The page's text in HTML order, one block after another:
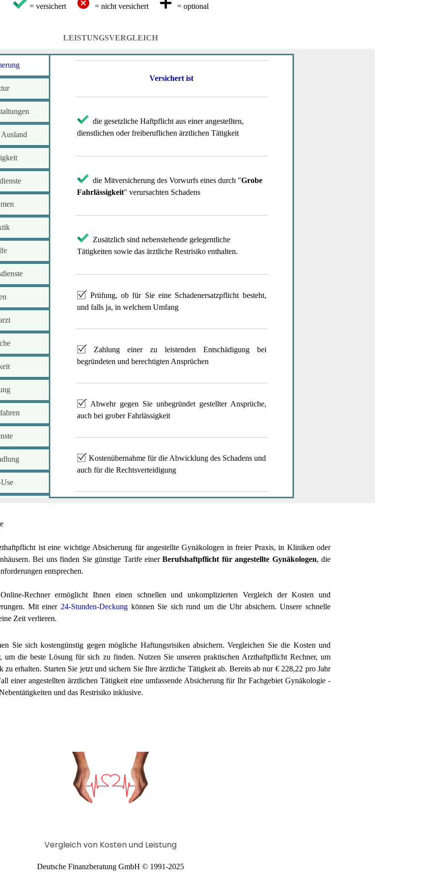
= versichert = nicht versichert = optional
LEISTUNGSVERGLEICH
Versichert ist
die gesetzliche Haftpflicht aus einer angestellten,
dienstlichen oder freiberuflichen ärztlichen Tätigkeit
die Mitversicherung des Vorwurfs eines durch "Grobe
Fahrlässigkeit" verursachten Schadens
Zusätzlich sind nebenstehende gelegentliche
Tätigkeiten sowie das ärztliche Restrisiko enthalten.
Prüfung, ob für Sie eine Schadenersatzpflicht besteht,
und falls ja, in welchem Umfang
Zahlung einer zu leistenden Entschädigung bei
begründeten und berechtigten Ansprüchen
Abwehr gegen Sie unbegründet gestellter Ansprüche,
auch bei grober Fahrlässigkeit
Kostenübernahme für die Abwicklung des Schadens und
auch für die Rechtsverteidigung
ist eine wichtige Absicherung für angestellte Gynäkologen in freier Praxis, in Kliniken oder
Bei uns finden Sie günstige Tarife einerBerufshaftpflicht für angestellte Gynäkologen, die
entsprechen.
Rechner ermöglicht Ihnen einen schnellen und unkomplizierten Vergleich der Kosten und
Mit einer 24-Stunden-Deckungkönnen Sie sich rund um die Uhr absichern. Unsere schnelle
Zeit verlieren.
Sie sich kostengünstig gegen mögliche Haftungsrisiken absichern. Vergleichen Sie die Kosten und
um die beste Lösung für sich zu finden. Nutzen Sie unseren praktischen Arzthaftpflicht Rechner, um
erhalten. Starten Sie jetzt und sichern Sie Ihre ärztliche Tätigkeit ab. Bereits ab nur € 228,22 pro Jahr
einer angestellten ärztlichen Tätigkeit eine umfassende Absicherung für Ihr Fachgebiet Gynäkologie -
und das Restrisiko inklusive.
Vergleich von Kosten und Leistung
Deutsche Finanzberatung GmbH © 1991-2025